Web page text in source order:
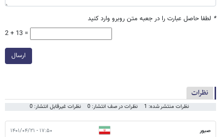
* لطفا حاصل عبارت را در جعبه متن روبرو وارد کنید
2 + 13 =
ارسال
نظرات
نظرات منتشر شده: 1 نظرات در صف انتشار: 0 نظرات غیرقابل انتشار: 0
صبور ۱۷:۵۰ - ۱۴۰۱/۰۴/۲۱